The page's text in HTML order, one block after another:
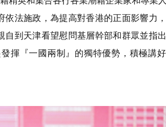
法施政，為提高對香港的正面影響力
到天津看望慰問基層幹部和群眾並指
揮『一國兩制』的獨特優勢，積極講